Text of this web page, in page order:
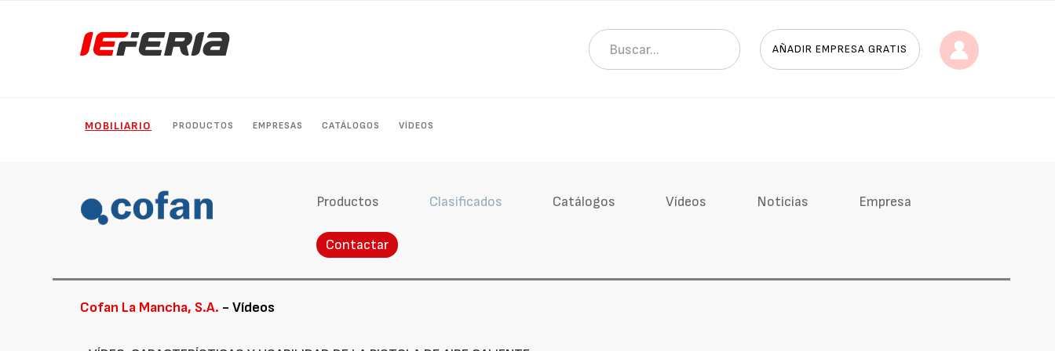
AÑADIR EMPRESA GRATIS
MOBILIARIO PRODUCTOS EMPRESAS CATÁLOGOS VÍDEOS
Productos Clasificados Catálogos Vídeos Noticias Empresa
Contactar
Cofan La Mancha, S.A. - Vídeos